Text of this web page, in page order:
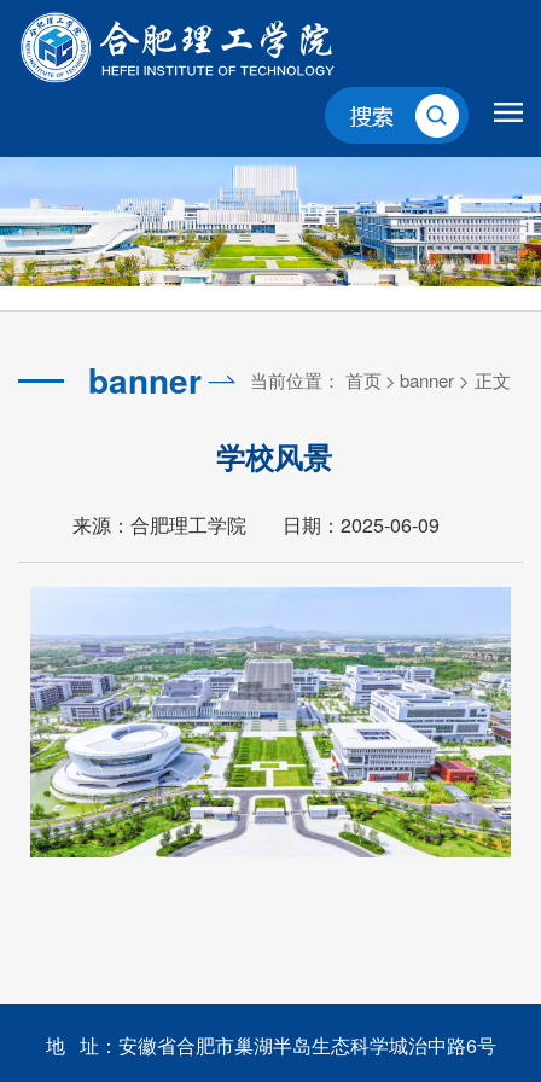
banner 当前位置： 首页> banner > 正文
学校风景
来源：合肥理工学院 日期：2025-06-09
地 址：安徽省合肥市巢湖半岛生态科学城治中路6号